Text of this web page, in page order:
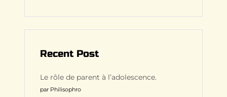
Recent Post
Le rôle de parent à l’adolescence.
par Philisophro